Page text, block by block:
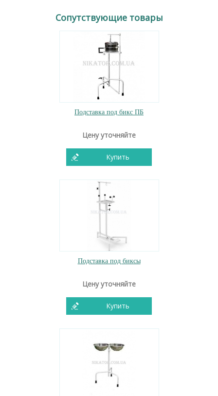
Сопутствующие товары
Подставка под бикс ПБ
Цену уточняйте
Купить
Подставка под биксы
Цену уточняйте
Купить